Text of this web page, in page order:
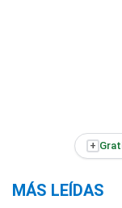
+
MÁS LEÍDAS